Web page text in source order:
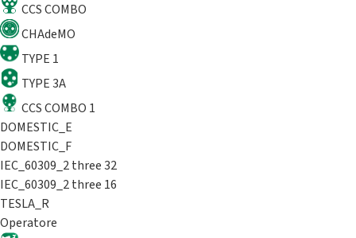
CCS COMBO
CHAdeMO
TYPE 1
TYPE 3A
CCS COMBO 1
DOMESTIC_E
DOMESTIC_F
IEC_60309_2 three 32
IEC_60309_2 three 16
TESLA_R
Operatore